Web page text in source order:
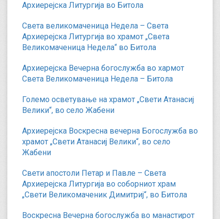
Архиерејска Литургија во Битола
Света великомаченица Недела – Света
Архиерејска Литургија во храмот „Света
Великомаченица Недела“ во Битола
Архиерејска Вечерна богослужба во хармот
Света Великомаченица Недела – Битола
Големо осветување на храмот „Свети Атанасиј
Велики“, во село Жабени
Архиерејска Воскресна вечерна Богослужба во
храмот „Свети Атанасиј Велики“, во село
Жабени
Свети апостоли Петар и Павле – Света
Архиерејска Литургија во соборниот храм
„Свети Великомаченик Димитриј“, во Битола
Воскресна Вечерна богослужба во манастирот